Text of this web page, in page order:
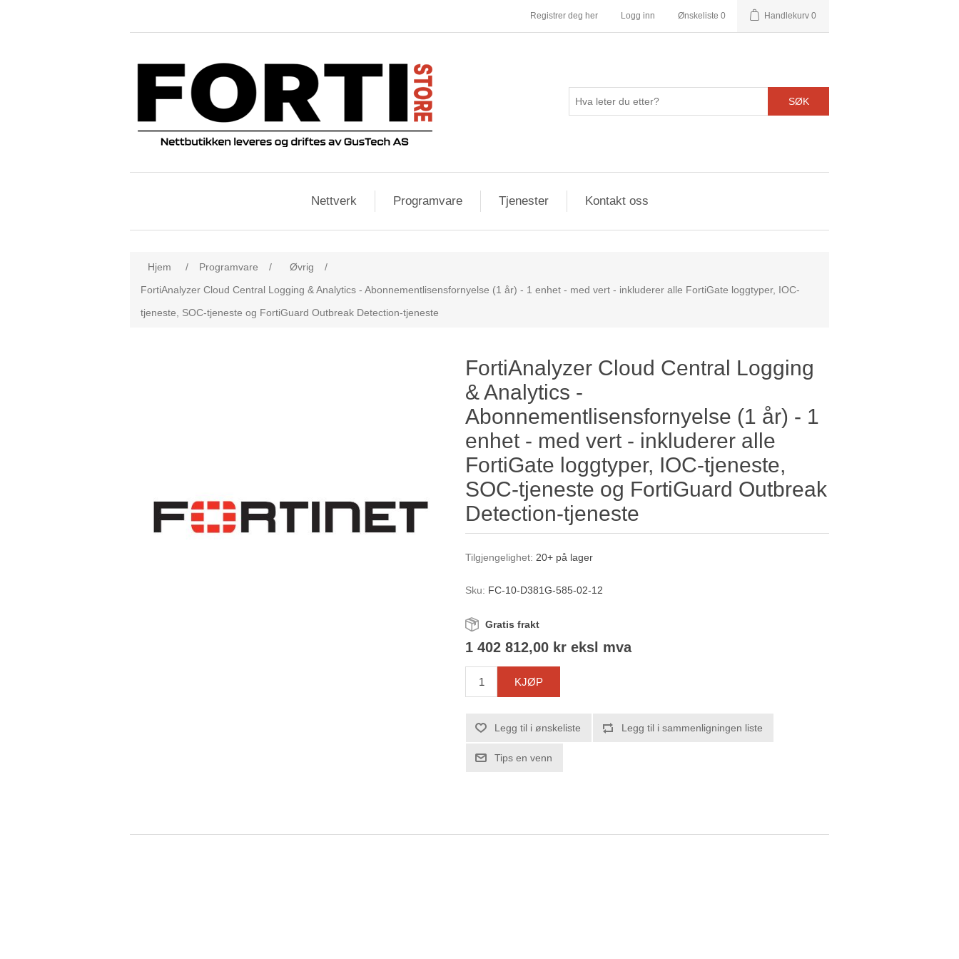
Registrer deg her Logg inn Ønskeliste 0 Handlekurv 0
SØK
Nettverk Programvare Tjenester Kontakt oss
Hjem / Programvare / Øvrig
/
FortiAnalyzer Cloud Central Logging & Analytics - Abonnementlisensfornyelse (1 år) - 1 enhet - med vert - inkluderer alle FortiGate loggtyper, IOC-
tjeneste, SOC-tjeneste og FortiGuard Outbreak Detection-tjeneste
FortiAnalyzer Cloud Central Logging
& Analytics -
Abonnementlisensfornyelse (1 år) - 1
enhet - med vert - inkluderer alle
FortiGate loggtyper, IOC-tjeneste,
SOC-tjeneste og FortiGuard Outbreak
Detection-tjeneste
Tilgjengelighet: 20+ på lager
Sku: FC-10-D381G-585-02-12
Gratis frakt
1 402 812,00 kr eksl mva
KJØP
Legg til i ønskeliste Legg til i sammenligningen liste
Tips en venn